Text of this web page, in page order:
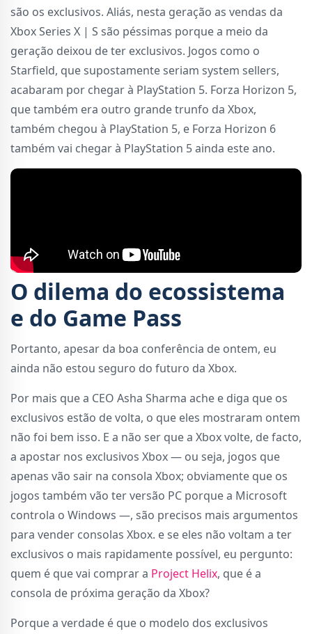
são os exclusivos. Aliás, nesta geração as vendas da
Xbox Series X | S são péssimas porque a meio da
geração deixou de ter exclusivos. Jogos como o
Starfield, que supostamente seriam system sellers,
acabaram por chegar à PlayStation 5. Forza Horizon 5,
que também era outro grande trunfo da Xbox,
também chegou à PlayStation 5, e Forza Horizon 6
também vai chegar à PlayStation 5 ainda este ano.
O dilema do ecossistema
e do Game Pass
Portanto, apesar da boa conferência de ontem, eu
ainda não estou seguro do futuro da Xbox.
Por mais que a CEO Asha Sharma ache e diga que os
exclusivos estão de volta, o que eles mostraram ontem
não foi bem isso. E a não ser que a Xbox volte, de facto,
a apostar nos exclusivos Xbox — ou seja, jogos que
apenas vão sair na consola Xbox; obviamente que os
jogos também vão ter versão PC porque a Microsoft
controla o Windows —, são precisos mais argumentos
para vender consolas Xbox. e se eles não voltam a ter
exclusivos o mais rapidamente possível, eu pergunto:
quem é que vai comprar a Project Helix, que é a
consola de próxima geração da Xbox?
Porque a verdade é que o modelo dos exclusivos